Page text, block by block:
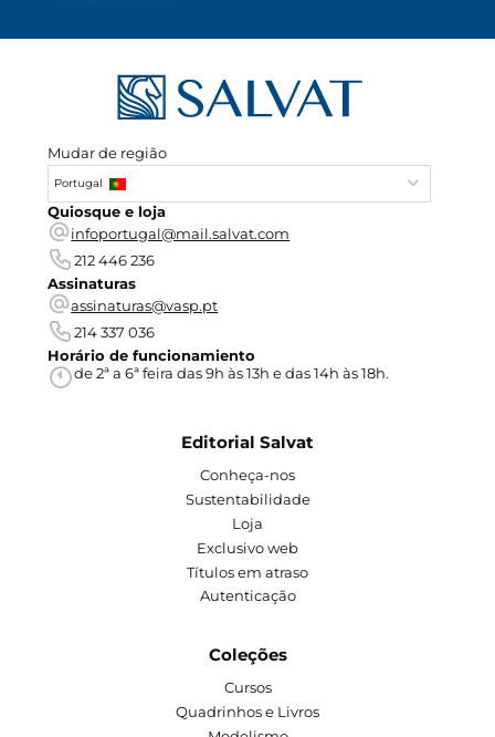
Mudar de região
Portugal
Quiosque e loja
infoportugal@mail.salvat.com
212 446 236
Assinaturas
assinaturas@vasp.pt
214 337 036
Horário de funcionamiento
de 2ª a 6ª feira das 9h às 13h e das 14h às 18h.
Editorial Salvat
Conheça-nos
Sustentabilidade
Loja
Exclusivo web
Títulos em atraso
Autenticação
Coleções
Cursos
Quadrinhos e Livros